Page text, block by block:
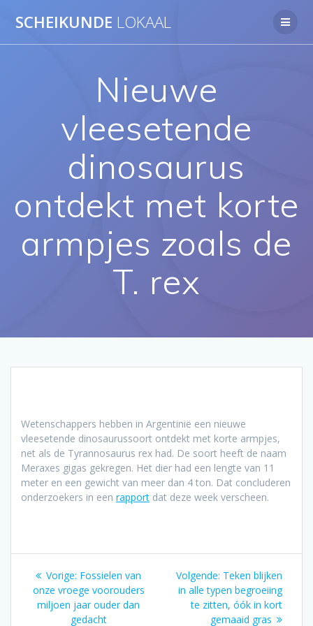
naar
SCHEIKUNDE LOKAAL
Nieuwe
vleesetende
dinosaurus
ontdekt met korte
armpjes zoals de
T. rex
Wetenschappers hebben in Argentinië een nieuwe
vleesetende dinosaurussoort ontdekt met korte armpjes,
net als de Tyrannosaurus rex had. De soort heeft de naam
Meraxes gigas gekregen. Het dier had een lengte van 11
meter en een gewicht van meer dan 4 ton. Dat concluderen
onderzoekers in een rapport dat deze week verscheen.
Bericht
navigatie
Vorige: Vorig
bericht:
Fossielen van
onze vroege voorouders
miljoen jaar ouder dan
gedacht
Volgende: Volgend
bericht:
Teken blijken
in alle typen begroeiing
te zitten, óók in kort
gemaaid gras